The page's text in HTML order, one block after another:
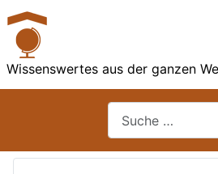
Wissenswertes aus der ganzen